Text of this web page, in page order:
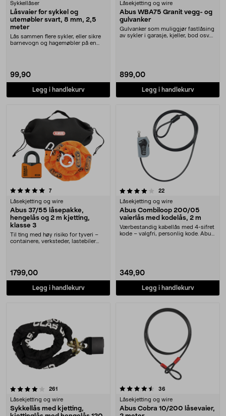
Sykkellåser
Låsvaier for sykkel og
utemøbler svart, 8 mm, 2,5
meter
Lås sammen flere sykler, eller sikre
barnevogn og hagemøbler på en
99,90
Legg i handlekurv
Låsekjetting og wire
Abus WBA75 Granit vegg- og
gulvanker
Gulvanker som muliggjør fastlåsing
av sykler i garasje, kjeller, bod osv.
899,00
Legg i handlekurv
7anmeldelser
Låsekjetting og wire
Abus 37/55 låsepakke,
hengelås og 2 m kjetting,
klasse 3
Til ting med høy risiko for tyveri –
containere, verksteder, lastebiler
1799,00
Legg i handlekurv
4.0 av 5 stjerner 22anmeldelser
Låsekjetting og wire
Abus Combiloop 200/05
vaierlås med kodelås, 2 m
Værbestandig kabellås med 4-sifret
kode – valgfri, personlig kode. Abus
349,90
Legg i handlekurv
261
Låsekjetting og wire
Sykkellås med kjetting,
4.5 av 5 stjerner 36
Låsekjetting og wire
Abus Cobra 10/200 låsevaier,